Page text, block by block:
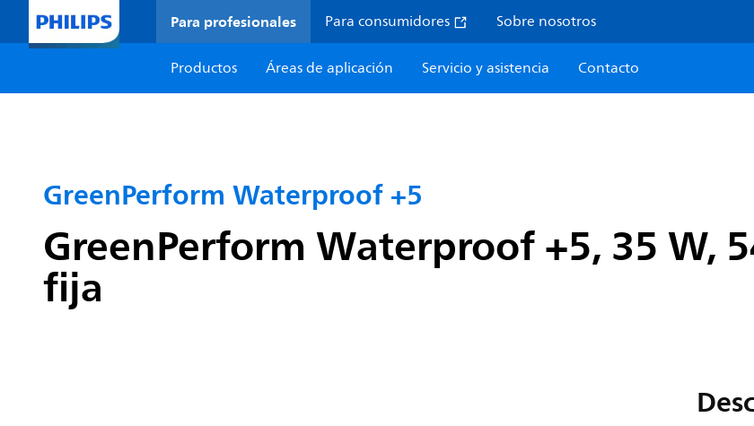
Para profesionales Para consumidores Sobre nosotros
Productos
Áreas de aplicación Servicio y asistencia Contacto
GreenPerform Waterproof +5
GreenPerform Waterproof +5, 35 W,
fija